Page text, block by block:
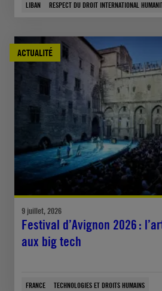
LIBAN RESPECT DU DROIT INTERNATIONAL
ACTUALITÉ
9 juillet, 2026
Festival d’Avignon 2026 :
aux big tech
FRANCE TECHNOLOGIES ET DROITS HUMAINS